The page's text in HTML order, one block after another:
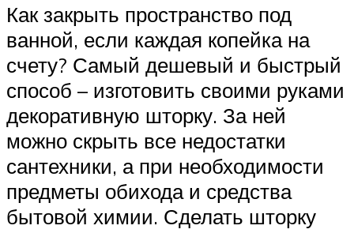
Как закрыть пространство под
ванной, если каждая копейка на
счету? Самый дешевый и быстрый
способ – изготовить своими руками
декоративную шторку. За ней
можно скрыть все недостатки
сантехники, а при необходимости
предметы обихода и средства
бытовой химии. Сделать шторку